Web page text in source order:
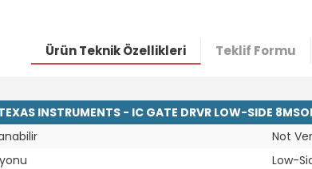
Ürün Teknik Özellikleri Teklif Formu
INSTRUMENTS - IC GATE DRVR LOW-SIDE
Not
Low-